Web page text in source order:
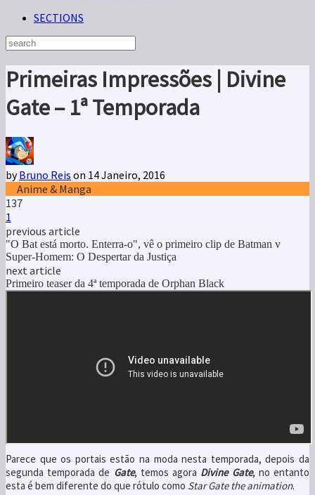
SECTIONS
Primeiras Impressões | Divine
Gate – 1ª Temporada
byBruno Reis on 14 Janeiro, 2016
Anime & Manga
137
1
previous article
"O Bat está morto. Enterra-o", vê o primeiro clip de Batman v
Super-Homem: O Despertar da Justiça
next article
Primeiro teaser da 4ª temporada de Orphan Black
Parece que os portais estão na moda nesta temporada, depois da
segunda temporada de Gate, temos agora Divine Gate, no entanto
esta é bem diferente do que rótulo como Star Gate the animation.